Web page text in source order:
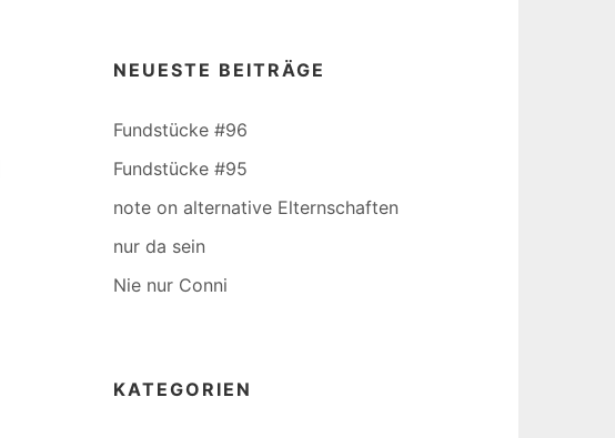
NEUESTE BEITRÄGE
Fundstücke #96
Fundstücke #95
note on alternative Elternschaften
nur da sein
Nie nur Conni
KATEGORIEN